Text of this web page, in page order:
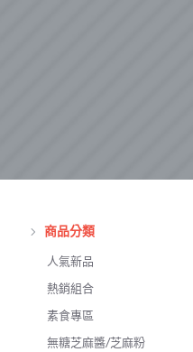
商品分類
人氣新品
熱銷組合
素食專區
無糖芝麻醬/芝麻粉